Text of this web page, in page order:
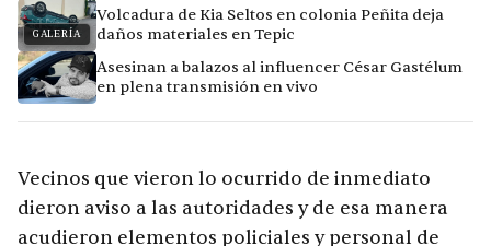
GALERÍA
Volcadura de Kia Seltos en colonia Peñita deja
daños materiales en Tepic
Asesinan a balazos al influencer César Gastélum
en plena transmisión en vivo
Vecinos que vieron lo ocurrido de inmediato
dieron aviso a las autoridades y de esa manera
acudieron elementos policiales y personal de